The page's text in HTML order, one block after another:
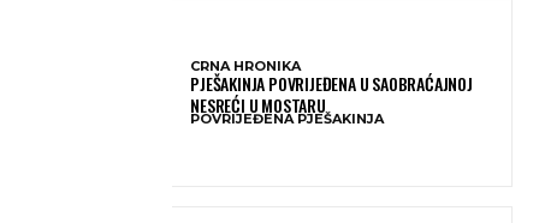
CRNA HRONIKA
PJEŠAKINJA POVRIJEĐENA U SAOBRAĆAJNOJ
NESREĆI U MOSTARU
POVRIJEĐENA PJEŠAKINJA